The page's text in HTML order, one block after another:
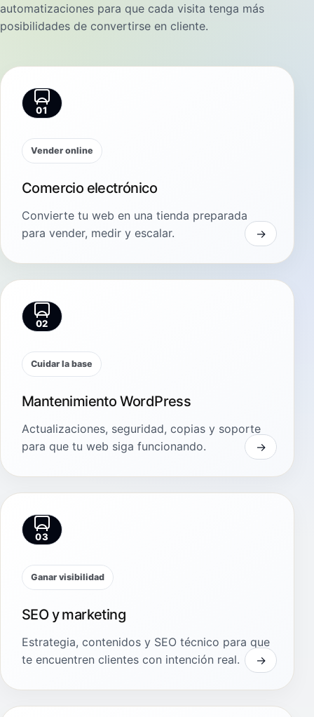
automatizaciones para que cada visita tenga más
posibilidades de convertirse en cliente.
01
Vender online
Comercio electrónico
Convierte tu web en una tienda preparada
para vender, medir y escalar.
02
Cuidar la base
Mantenimiento WordPress
Actualizaciones, seguridad, copias y soporte
para que tu web siga funcionando.
03
Ganar visibilidad
SEO y marketing
Estrategia, contenidos y SEO técnico para que
te encuentren clientes con intención real.